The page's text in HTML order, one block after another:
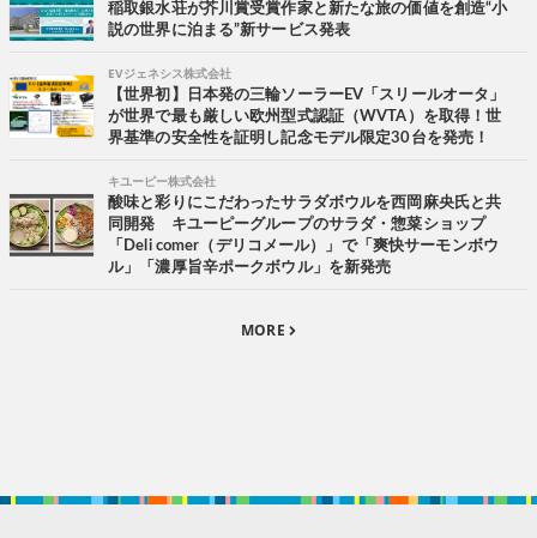
稲取銀水荘が芥川賞受賞作家と新たな旅の価値を創造“小
説の世界に泊まる”新サービス発表
EVジェネシス株式会社
【世界初】日本発の三輪ソーラーEV「スリールオータ」
が世界で最も厳しい欧州型式認証（WVTA）を取得！世
界基準の安全性を証明し記念モデル限定30台を発売！
キユーピー株式会社
酸味と彩りにこだわったサラダボウルを西岡麻央氏と共
同開発 キユーピーグループのサラダ・惣菜ショップ
「Deli comer（デリコメール）」で「爽快サーモンボウ
ル」「濃厚旨辛ポークボウル」を新発売
MORE